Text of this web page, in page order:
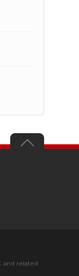
and related